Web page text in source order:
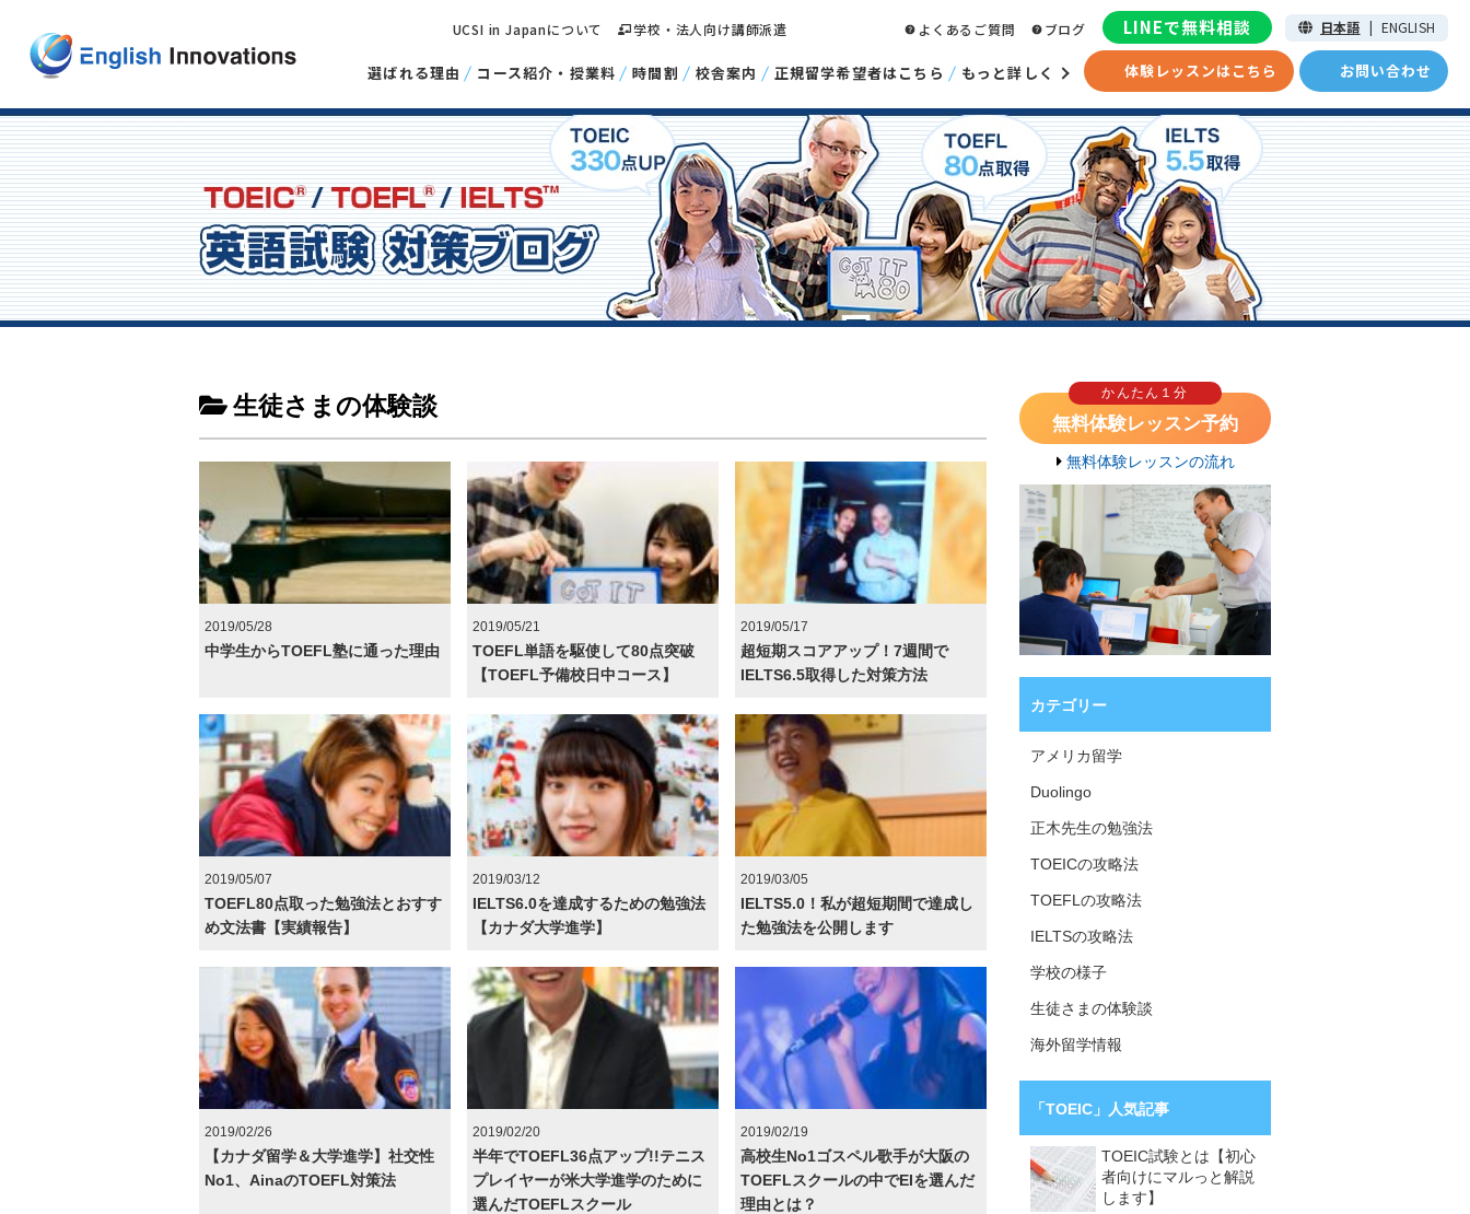
選ばれる理由 コース紹介・授業料 時間割 校舎案内 正規留学希望者はこちら もっと詳しく 体験レッスンはこちら お問い合わせ
UCSI in Japanについて 学校・法人向け講師派遣 よくあるご質問 ブログ LINEで無料相談 日本語 | ENGLISH
生徒さまの体験談
2019/05/28
中学生からTOEFL塾に通った理由
2019/05/21
TOEFL単語を駆使して80点突破
【TOEFL予備校日中コース】
2019/05/17
超短期スコアアップ！7週間で
IELTS6.5取得した対策方法
2019/05/07
TOEFL80点取った勉強法とおすす
め文法書【実績報告】
2019/03/12
IELTS6.0を達成するための勉強法
【カナダ大学進学】
2019/03/05
IELTS5.0！私が超短期間で達成し
た勉強法を公開します
2019/02/26
【カナダ留学＆大学進学】社交性
No1、AinaのTOEFL対策法
2019/02/20
半年でTOEFL36点アップ!!テニス
プレイヤーが米大学進学のために
選んだTOEFLスクール
2019/02/19
高校生No1ゴスペル歌手が大阪の
TOEFLスクールの中でEIを選んだ
理由とは？
かんたん１分
無料体験レッスン予約
無料体験レッスンの流れ
カテゴリー
アメリカ留学
Duolingo
正木先生の勉強法
TOEICの攻略法
TOEFLの攻略法
IELTSの攻略法
学校の様子
生徒さまの体験談
海外留学情報
「TOEIC」人気記事
TOEIC試験とは【初心
者向けにマルっと解説
します】